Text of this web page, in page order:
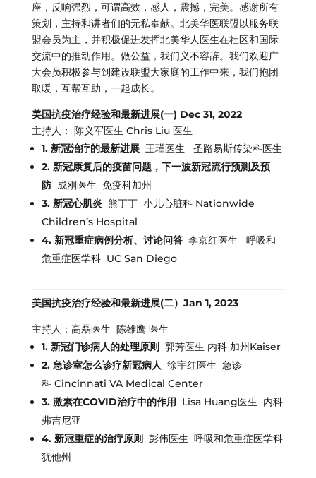
座，反响强烈，可谓高效，感人，震撼，完美。感谢所有
策划，主持和讲者们的无私奉献。北美华医联盟以服务联
盟会员为主，并积极促进发挥北美华人医生在社区和国际
交流中的推动作用。做公益，我们义不容辞。我们欢迎广
大会员积极参与到建设联盟大家庭的工作中来，我们抱团
取暖，互帮互助，一起成长。
美国抗疫治疗经验和最新进展(一) Dec 31, 2022
主持人： 陈义军医生 Chris Liu 医生
1. 新冠治疗的最新进展 王瑾医生 圣路易斯传染科医生
2. 新冠康复后的疫苗问题，下一波新冠流行预测及预
防 成刚医生 免疫科加州
3. 新冠心肌炎 熊丁丁 小儿心脏科 Nationwide
Children’s Hospital
4. 新冠重症病例分析、讨论问答 李京红医生 呼吸和
危重症医学科 UC San Diego
美国抗疫治疗经验和最新进展(二）Jan 1, 2023
主持人：高磊医生 陈雄鹰 医生
1. 新冠门诊病人的处理原则 郭芳医生 内科 加州Kaiser
2. 急诊室怎么诊疗新冠病人 徐宇红医生 急诊
科 Cincinnati VA Medical Center
3. 激素在COVID治疗中的作用 Lisa Huang医生 内科
弗吉尼亚
4. 新冠重症的治疗原则 彭伟医生 呼吸和危重症医学科
犹他州